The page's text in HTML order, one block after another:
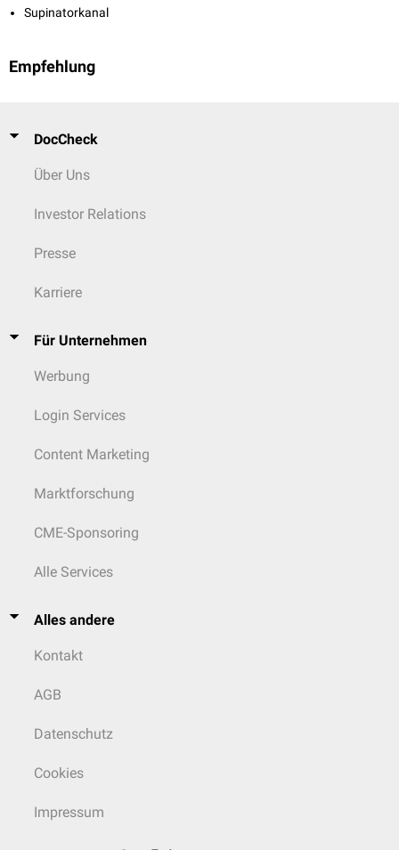
Supinatorkanal
Empfehlung
DocCheck
Über Uns
Investor Relations
Presse
Karriere
Für Unternehmen
Werbung
Login Services
Content Marketing
Marktforschung
CME-Sponsoring
Alle Services
Alles andere
Kontakt
AGB
Datenschutz
Cookies
Impressum